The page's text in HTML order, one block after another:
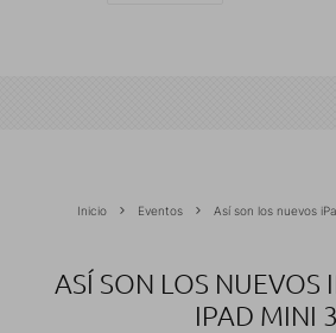
Inicio Eventos Así son los nuevos
ASÍ SON LOS NUEVOS
IPAD MINI 3